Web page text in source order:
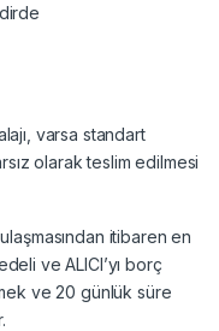
varsa standart
olarak teslim edilmesi
itibaren en
ve ALICI’yı borç
ve 20 günlük süre